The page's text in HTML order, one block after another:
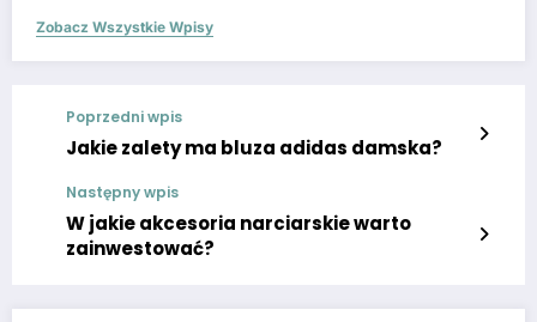
Zobacz Wszystkie Wpisy
Poprzedni wpis
Jakie zalety ma bluza adidas damska?
Następny wpis
W jakie akcesoria narciarskie warto
zainwestować?